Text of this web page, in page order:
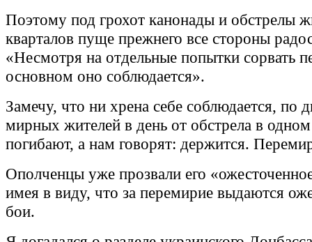
Поэтому под грохот канонады и обстрелы
кварталов пуще прежнего все стороны
«Несмотря на отдельные попытки сорвать
основном оно соблюдается».
Замечу, что ни хрена себе соблюдается, по
мирных жителей в день от обстрела в
погибают, а нам говорят: держится.
Ополченцы уже прозвали его
имея в виду, что за перемирие выдаются
бои.